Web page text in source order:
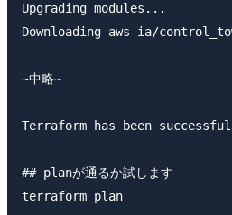
Upgrading modules...
Downloading aws-ia/
~中略~
Terraform has been
## planが通るか試します
terraform plan